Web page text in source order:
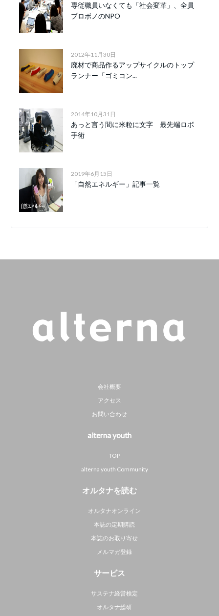
専従職員いなくても「社会変革」、全員
プロボノのNPO
2012年11月30日
廃材で商品作るアップサイクルのトップ
ランナー「ゴミコン...
2014年10月31日
あっと言う間に米粒に文字 最先端ロボ
手術
2019年6月15日
「自然エネルギー」記事一覧
会社概要
アクセス
お問い合わせ
alterna youth
TOP
alterna youth Community
オルタナを読む
オルタナオンライン
本誌の定期購読
本誌のお取り寄せ
メルマガ登録
サービス
サステナ経営検定
オルタナ総研